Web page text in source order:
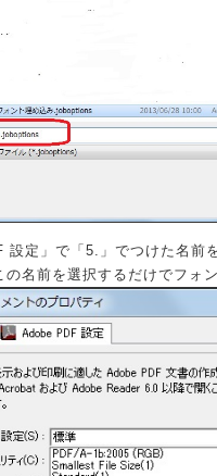
定」で「5.」でつけた名前
前を選択するだけでフォ